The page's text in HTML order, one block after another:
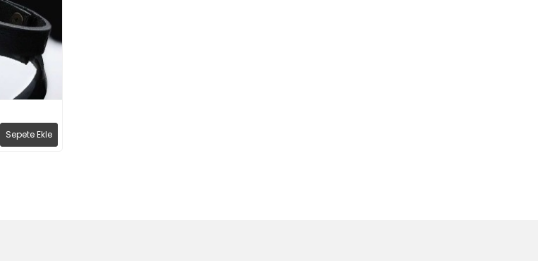
Sepete Ekle